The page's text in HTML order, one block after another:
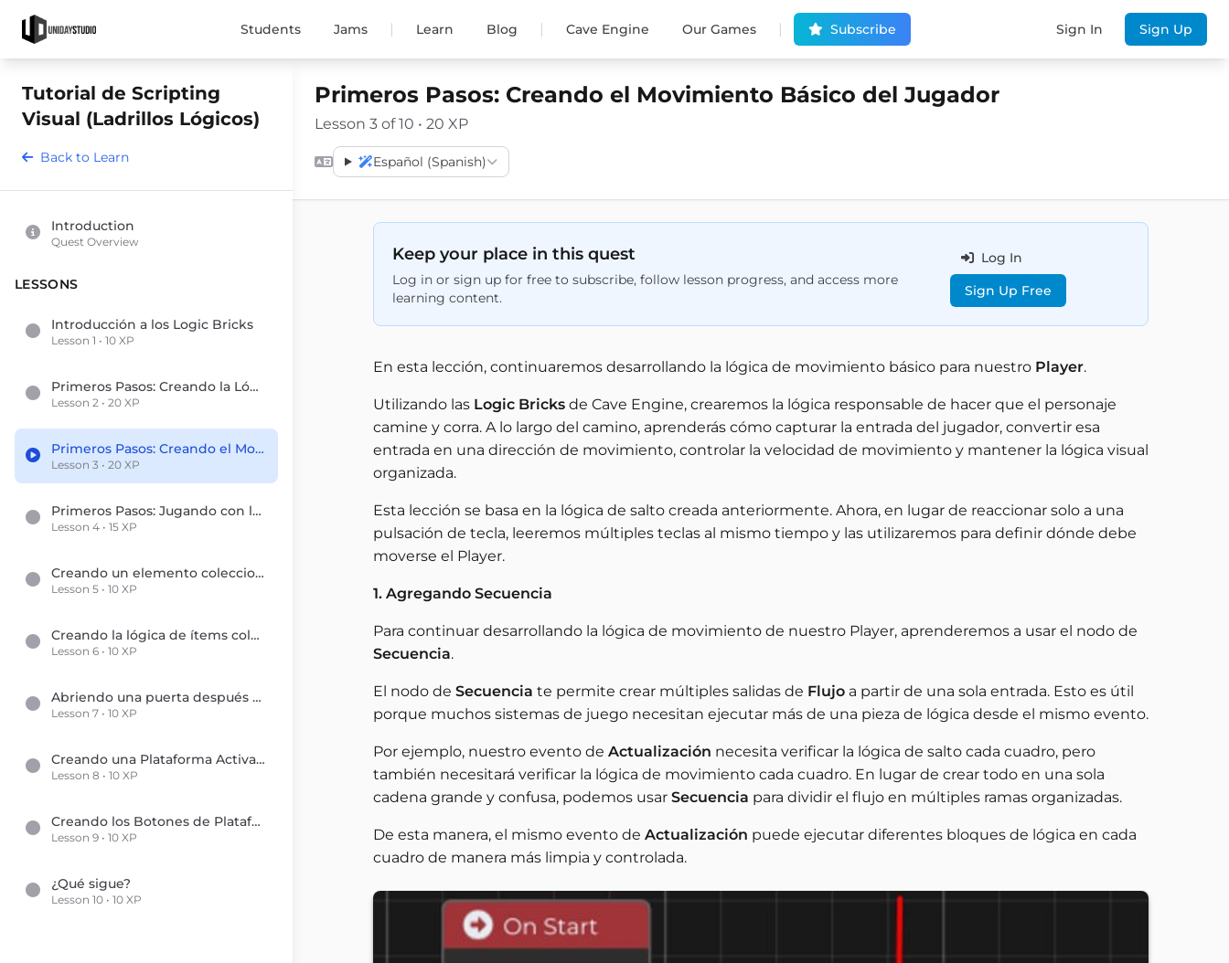
Students Jams | Learn Blog | Cave Engine Our Games | Subscribe Sign In Sign Up
Tutorial de Scripting
Visual (Ladrillos Lógicos)
Back to Learn
Introduction
Quest Overview
LESSONS
Introducción a los Logic Bricks
Lesson 1 • 10 XP
Primeros Pasos: Creando la Lógica de Salto para el Jugador
Lesson 2 • 20 XP
Primeros Pasos: Creando el Movimiento Básico del Jugador
Lesson 3 • 20 XP
Primeros Pasos: Jugando con las Animaciones del Personaje
Lesson 4 • 15 XP
Creando un elemento coleccionable
Lesson 5 • 10 XP
Creando la lógica de ítems coleccionables
Lesson 6 • 10 XP
Abriendo una puerta después de recoger todos los objetos
Lesson 7 • 10 XP
Creando una Plataforma Activada por Botón
Lesson 8 • 10 XP
Creando los Botones de Plataforma
Lesson 9 • 10 XP
¿Qué sigue?
Lesson 10 • 10 XP
Primeros Pasos: Creando el Movimiento Básico del Jugador
Lesson 3 of 10 • 20 XP
Español (Spanish)
Keep your place in this quest
Log in or sign up for free to subscribe, follow lesson progress, and access more
learning content.
Log In
Sign Up Free
En esta lección, continuaremos desarrollando la lógica de movimiento básico para nuestro Player.
Utilizando las Logic Bricks de Cave Engine, crearemos la lógica responsable de hacer que el personaje
camine y corra. A lo largo del camino, aprenderás cómo capturar la entrada del jugador, convertir esa
entrada en una dirección de movimiento, controlar la velocidad de movimiento y mantener la lógica visual
organizada.
Esta lección se basa en la lógica de salto creada anteriormente. Ahora, en lugar de reaccionar solo a una
pulsación de tecla, leeremos múltiples teclas al mismo tiempo y las utilizaremos para definir dónde debe
moverse el Player.
1. Agregando Secuencia
Para continuar desarrollando la lógica de movimiento de nuestro Player, aprenderemos a usar el nodo de
Secuencia.
El nodo de Secuencia te permite crear múltiples salidas de Flujo a partir de una sola entrada. Esto es útil
porque muchos sistemas de juego necesitan ejecutar más de una pieza de lógica desde el mismo evento.
Por ejemplo, nuestro evento de Actualización necesita verificar la lógica de salto cada cuadro, pero
también necesitará verificar la lógica de movimiento cada cuadro. En lugar de crear todo en una sola
cadena grande y confusa, podemos usar Secuencia para dividir el flujo en múltiples ramas organizadas.
De esta manera, el mismo evento de Actualización puede ejecutar diferentes bloques de lógica en cada
cuadro de manera más limpia y controlada.